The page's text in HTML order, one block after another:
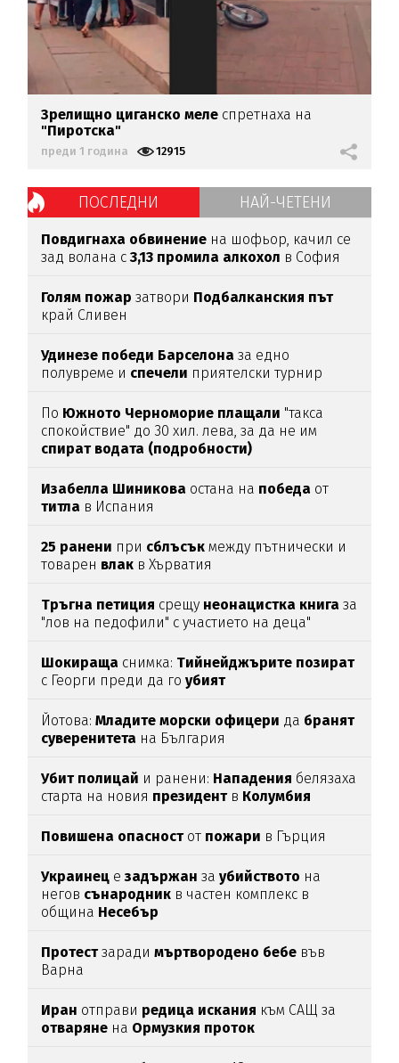
Зрелищно циганско меле спретнаха на
"Пиротска"
преди 1 година 12915
ПОСЛЕДНИ НАЙ-ЧЕТЕНИ
Повдигнаха обвинение на шофьор, качил се
зад волана с3,13 промила алкохол в София
Голям пожар затвори Подбалканския път
край Сливен
Удинезе победи Барселона за едно
полувреме и спечели приятелски турнир
По Южното Черноморие плащали "такса
спокойствие" до 30 хил. лева, за да не им
спират водата (подробности)
Изабелла Шиникова остана на победа от
титла в Испания
25 ранени при сблъсък между пътнически и
товарен влак в Хърватия
Тръгна петиция срещу неонацистка книга за
"лов на педофили" с участието на деца"
Шокираща снимка: Тийнейджърите позират
с Георги преди да гоубият
Йотова:Младите морски офицери да бранят
суверенитета на България
Убит полицай и ранени: Нападения белязаха
старта на новия президентв Колумбия
Повишена опасностот пожари в Гърция
Украинец езадържан заубийството на
негов сънародник в частен комплекс в
община Несебър
Протестзарадимъртвородено бебе във
Варна
Иран отправи редица искания към САЩ за
отваряне на Ормузкия проток